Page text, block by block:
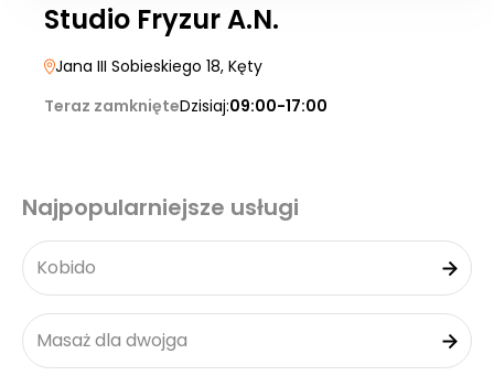
Studio Fryzur A.N.
Jana III Sobieskiego 18, Kęty
Teraz zamknięteDzisiaj:09:00-17:00
Najpopularniejsze usługi
Kobido
Masaż dla dwojga